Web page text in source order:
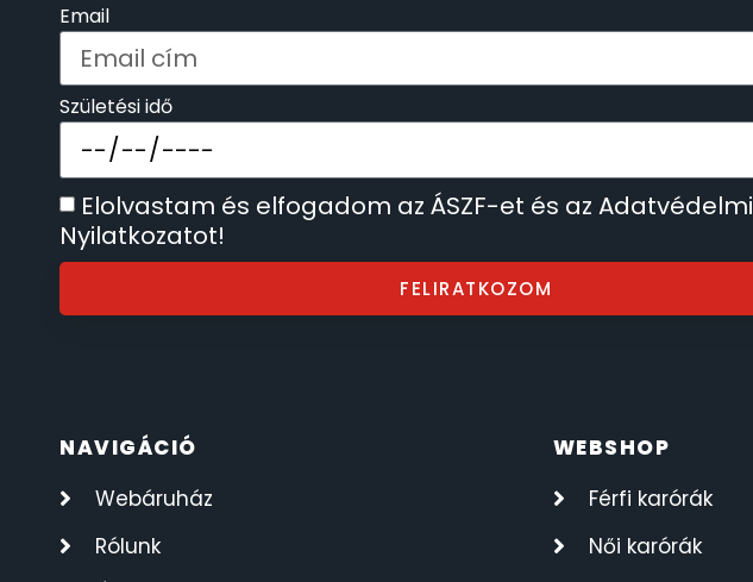
Email
Születési idő
Elolvastam és elfogadom az ÁSZF-et és az Adatvédelmi
Nyilatkozatot!
FELIRATKOZOM
NAVIGÁCIÓ
Webáruház
Rólunk
WEBSHOP
Férfi karórák
Női karórák
SANTA BARBARA
SECTOR 17
SENCOR 49
26
SZÍJAK